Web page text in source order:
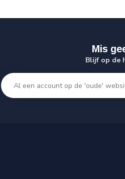
Mis
Blijf op de